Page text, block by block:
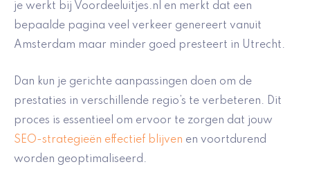
je werkt bij Voordeeluitjes.nl en merkt dat een
bepaalde pagina veel verkeer genereert vanuit
Amsterdam maar minder goed presteert in Utrecht.
Dan kun je gerichte aanpassingen doen om de
prestaties in verschillende regio’s te verbeteren. Dit
proces is essentieel om ervoor te zorgen dat jouw
SEO-strategieën effectief blijven en voortdurend
worden geoptimaliseerd.